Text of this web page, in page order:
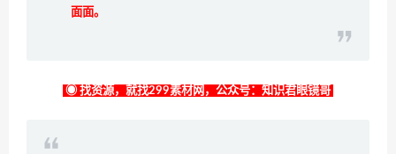
面面。
◉ 找资源，就找299素材网，公众号：知识君眼镜哥